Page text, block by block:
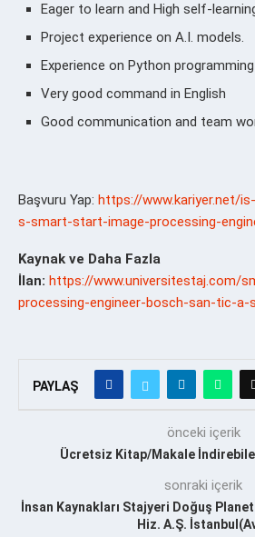
Eager to learn and High self-
Project experience on A.I. models.
Experience on Python
Very good command in English
Good communication and team
Başvuru Yap: https://www.kariyer.net/
s-smart-start-image-processing-
Kaynak ve Daha Fazla
İlan: https://www.universitestaj.com/
processing-engineer-bosch-san-tic-a-
PAYLAŞ
önceki içerik
Ücretsiz Kitap/Makale
sonraki içerik
İnsan Kaynakları Stajyeri Doğuş
Hiz. A.Ş.